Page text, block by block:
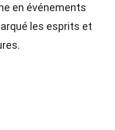
en événements
les esprits et